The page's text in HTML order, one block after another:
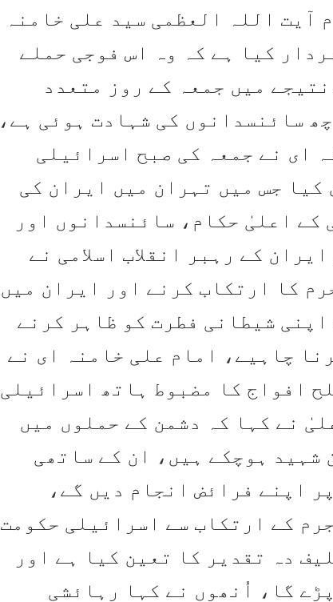
آیت اللہ العظمی سید علی خامنہ
کیا ہے کہ وہ اس فوجی حملے
میں جمعہ کے روز متعدد
سائنسدانوں کی شہادت ہوئی ہے،
ای نے جمعہ کی صبح اسرائیلی
جس میں تہران میں ایران کی
کے اعلیٰ حکام، سائنسدانوں اور
کے رہبر انقلاب اسلامی نے
کا ارتکاب کرنے اور ایران میں
شیطانی فطرت کو ظاہر کرنے
چاہیے، امام علی خامنہ ای نے
افواج کا مضبوط ہاتھ اسرائیلی
نے کہا کہ دشمن کے حملوں میں
شہید ہوچکے ہیں، ان کے ساتھی
اپنے فرائض انجام دیں گے،
کے ارتکاب سے اسرائیلی حکومت
دہ تقدیر کا تعین کیا ہے اور
گا، اُنھوں نے کہا رہائشی